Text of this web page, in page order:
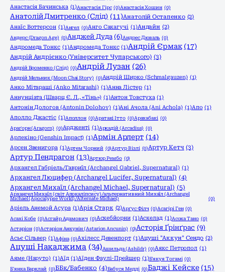
Анастасія Бачинська (1)Анастасія Гірс (0)Анастасія Хошин (0)
Анатолій Дмитренко (Слід) (11)Анатолій Остапенко (2)
Анаїс Воттерсон (1)Ангел (0)Анго Сакагучі (1)Андайн (2)
Андерс (Dragon Age) (0)Анджей Дуда (6)Андрес Дюваль (0)
Андромеда Тонкс (1)Андромеда Тонкс (1)Андрій Єрмак (17)
Андрій Андрієнко (Університет Чупарського) (3)
Андрій Броменко (Слід) (0)Андрій Лузан (26)
Андрій Мельник (Moon Chai Story) (0)Андрій Ширко (Schmalgauzen) (1)
Анко Мітараші (Anko Mitarashi) (1)Анна Лістер (1)
Аннунціата (Шварц Є. Л., «Тінь») (1)Антон Товстуха (1)
Антонін Дологов (Antonin Dolohov) (1)Ані Ачола (Ani Achola) (1)Апо (1)
Аполло Джастіс (1)Аполлон (0)Аратакі Ітто (0)Арахабакі (0)
Араґорн (Aragorn) (0)Ардженті (1)Аркадій (Arcadius) (0)
Арлекіно (Genshin Impact) (1)Армін Арлерт (14)
Арсен Звенигора (1)Артем Чорний (0)Артур Візлі (0)Артур Кетч (3)
Артур Пендрагон (13)Артюр Рембо (0)
Архангел Габріель/Гавриїл (Archangel Gabriel, Supernatural) (1)
Архангел Люцифер (Archangel Lucifer, Supernatural) (4)
Архангел Михаїл (Archangel Michael, Supernatural) (5)
Архангел Михаїл (світ Апокаліпсису)/альтернативний Михаїл (Archangel
Michael (Apocalypse World)/Alternate Michael)
(0)
Аріель Анемой Асура (1)Арія Старк (2)Арґус Філч (0)Асагірі Ген (0)
Асахі Кобе (0)Асгайр Адамович (0)Аскебйорни (1)Аскелад (1)Асока Тано (0)
Астаріон (0)Астаріон Анкунін (Astarion Ancunin) (0)Асторія Ґрінґрас (9)
Асьє Сільвер (1)Афіна (0)Ахілесс Девенпорт (1)Ацуші "Аккун" Сендо (2)
Ацуші Накаджима (34)Ашильда (Ashildr) (0)Аякс Петропол (1)
Аяме (Наруто) (1)Аїд (1)Аїден Фаулі-Прейшер (1)Б'якуя Тогамі (0)
Б'янка Барклай (0)ББк/Бабенко (4)Бабуся Медді (0)Баджі Кейске (15)